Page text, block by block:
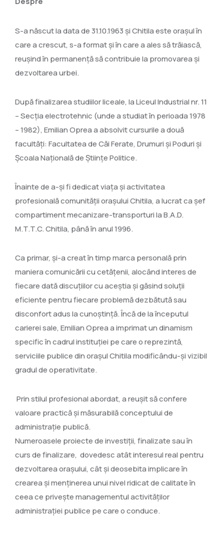
S-a născut la data de 31.10.1963 și Chitila este orașul în
care a crescut, s-a format și în care a ales să trăiască,
reușind în permanență să contribuie la promovarea și
dezvoltarea urbei.
După finalizarea studiilor liceale, la Liceul Industrial nr. 11
– Secția electrotehnic (unde a studiat în perioada 1978
– 1982), Emilian Oprea a absolvit cursurile a două
facultăți: Facultatea de Căi Ferate, Drumuri și Poduri și
Școala Națională de Științe Politice.
Înainte de a-și fi dedicat viața și activitatea
profesională comunității orașului Chitila, a lucrat ca șef
compartiment mecanizare-transporturi la B.A.D.
M.T.T.C. Chitila, până în anul 1996.
Ca primar, și-a creat în timp marca personală prin
maniera comunicării cu cetățenii, alocând interes de
fiecare dată discuțiilor cu aceștia și găsind soluții
eficiente pentru fiecare problemă dezbătută sau
disconfort adus la cunoștință. Încă de la începutul
carierei sale, Emilian Oprea a imprimat un dinamism
specific în cadrul instituției pe care o reprezintă,
serviciile publice din orașul Chitila modificându-și vizibil
gradul de operativitate.
Prin stilul profesional abordat, a reușit să confere
valoare practică și măsurabilă conceptului de
administrație publică.
Numeroasele proiecte de investiții, finalizate sau în
curs de finalizare, dovedesc atât interesul real pentru
dezvoltarea orașului, cât și deosebita implicare în
crearea și menținerea unui nivel ridicat de calitate în
ceea ce privește managementul activităților
administrației publice pe care o conduce.